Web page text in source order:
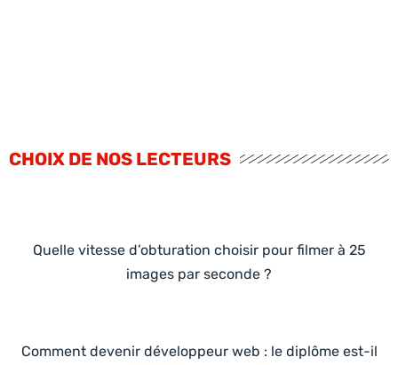
CHOIX DE NOS LECTEURS
Quelle vitesse d’obturation choisir pour filmer à 25
images par seconde ?
Comment devenir développeur web : le diplôme est-il